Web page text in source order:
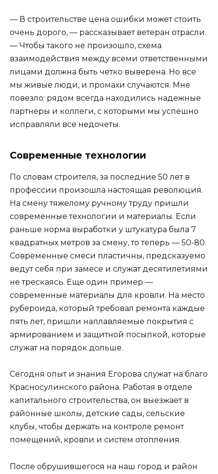
— В строительстве цена ошибки может стоить
очень дорого, — рассказывает ветеран отрасли.
— Чтобы такого не произошло, схема
взаимодействия между всеми ответственными
лицами должна быть четко выверена. Но все
мы живые люди, и промахи случаются. Мне
повезло: рядом всегда находились надежные
партнеры и коллеги, с которыми мы успешно
исправляли все недочеты.
Современные технологии
По словам строителя, за последние 50 лет в
профессии произошла настоящая революция.
На смену тяжелому ручному труду пришли
современные технологии и материалы. Если
раньше норма выработки у штукатура была 7
квадратных метров за смену, то теперь — 50-80.
Современные смеси пластичны, предсказуемо
ведут себя при замесе и служат десятилетиями
не трескаясь. Еще один пример —
современные материалы для кровли. На место
рубероида, который требовал ремонта каждые
пять лет, пришли наплавляемые покрытия с
армированием и защитной посыпкой, которые
служат на порядок дольше.
Сегодня опыт и знания Егорова служат на благо
Красносулинского района. Работая в отделе
капитального строительства, он выезжает в
районные школы, детские сады, сельские
клубы, чтобы держать на контроле ремонт
помещений, кровли и систем отопления.
После обрушившегося на наш город и район